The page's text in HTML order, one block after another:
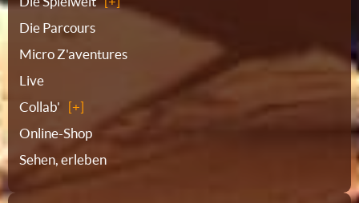
Die Parcours
Micro Z'aventures
Live
Collab'
Online-Shop
Sehen, erleben